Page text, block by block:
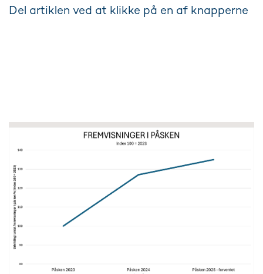
Del artiklen ved at klikke på en af knapperne